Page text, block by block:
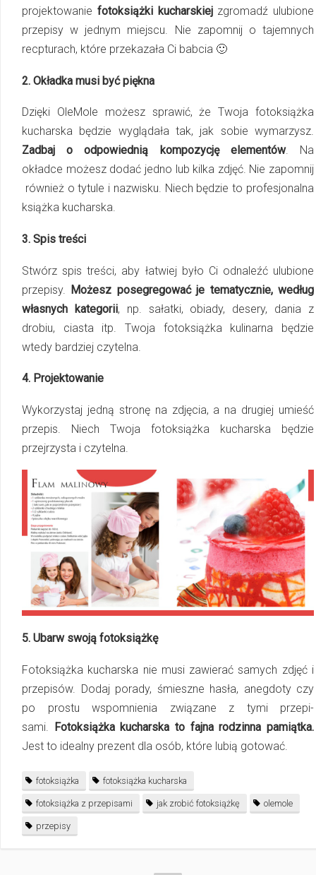
projektowanie fotoksiążki kucharskiejzgromadź ulubione
przepisy w jednym miejscu. Nie zapomnij o tajemnych
recpturach, które przekazała Ci babcia 🙂
2. Okładka musi być piękna
Dzięki OleMole możesz sprawić, że Twoja fotoksiążka
kucharska będzie wyglądała tak, jak sobie wymarzysz.
Zadbaj o odpowiednią kompozycję elementów. Na
okładce możesz dodać jedno lub kilka zdjęć. Nie zapomnij
również o tytule i nazwisku. Niech będzie to profesjonalna
książka kucharska.
3. Spis treści
Stwórz spis treści, aby łatwiej było Ci odnaleźć ulubione
przepisy.
Możesz posegregować je tematycznie, według
własnych kategorii, np. sałatki, obiady, desery, dania z
drobiu, ciasta itp. Twoja fotoksiążka kulinarna będzie
wtedy bardziej czytelna.
4. Projektowanie
Wykorzystaj jedną stronę na zdjęcia, a na drugiej umieść
przepis. Niech Twoja fotoksiążka kucharska będzie
przejrzysta i czytelna.
5. Ubarw swoją fotoksiążkę
Fotoksiążka kucharska nie musi zawierać samych zdjęć i
przepisów. Dodaj porady, śmieszne hasła, anegdoty czy
po prostu wspomnienia związane z tymi prze­pi­
sami.
Fotoksiążka kucharska to fajna rodzinna pamiątka.
Jest to idealny prezent dla osób, które lubią gotować.
fotoksiążka fotoksiążka kucharska
fotoksiążka z przepisami jak zrobić fotoksiążkę olemole
przepisy